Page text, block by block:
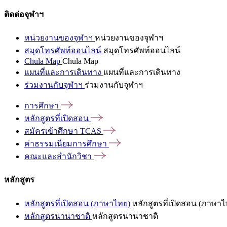
ติดต่อจุฬาฯ
หน่วยงานของจุฬาฯ หน่วยงานของจุฬาฯ
สมุดโทรศัพท์ออนไลน์ สมุดโทรศัพท์ออนไลน์
Chula Map Chula Map
แผนที่และการเดินทาง แผนที่และการเดินทาง
ร่วมงานกับจุฬาฯ ร่วมงานกับจุฬาฯ
การศึกษา
หลักสูตรที่เปิดสอน
สมัครเข้าศึกษา TCAS
ค่าธรรมเนียมการศึกษา
คณะและสำนักวิชา
หลักสูตร
หลักสูตรที่เปิดสอน (ภาษาไทย) หลักสูตรที่เปิดสอน (ภาษาไ
หลักสูตรนานาชาติ หลักสูตรนานาชาติ